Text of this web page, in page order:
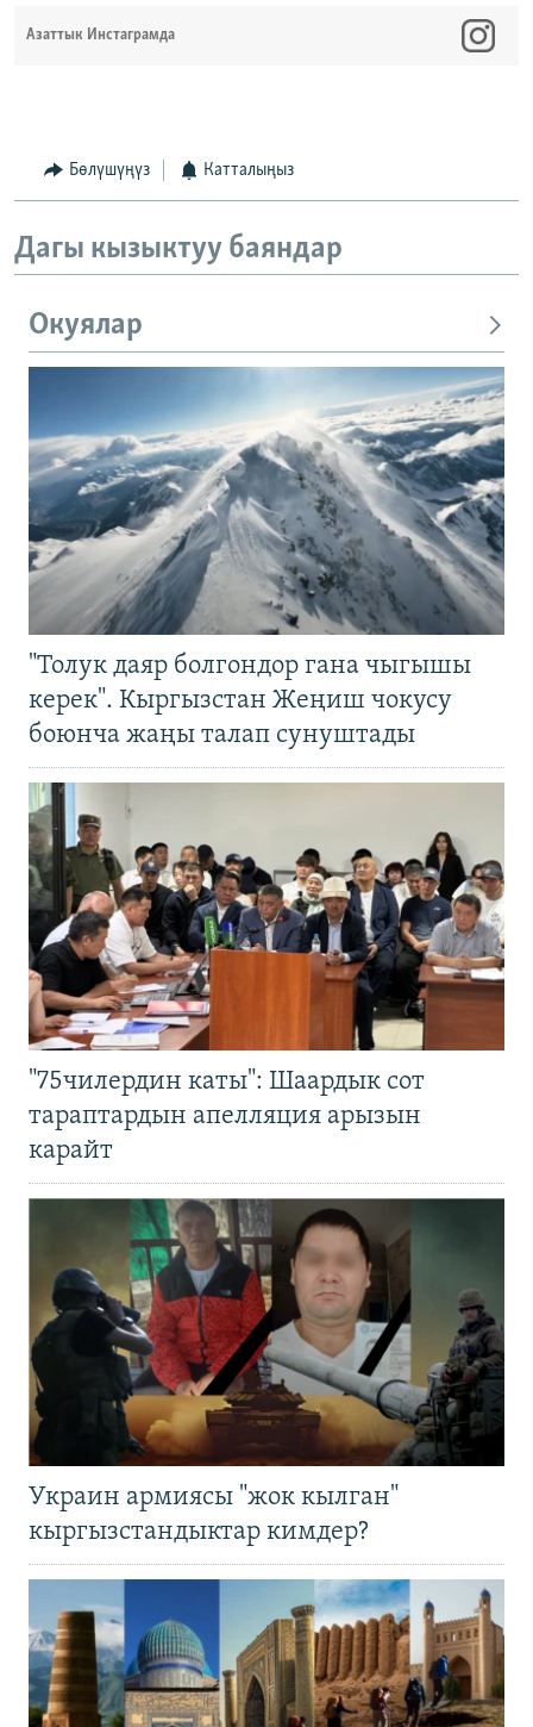
Азаттык Инстаграмда
Бөлүшүңүз Катталыңыз
Дагы кызыктуу баяндар
Окуялар
"Толук даяр болгондор гана чыгышы
керек". Кыргызстан Жеңиш чокусу
боюнча жаңы талап сунуштады
"75чилердин каты": Шаардык сот
тараптардын апелляция арызын
карайт
Украин армиясы "жок кылган"
кыргызстандыктар кимдер?